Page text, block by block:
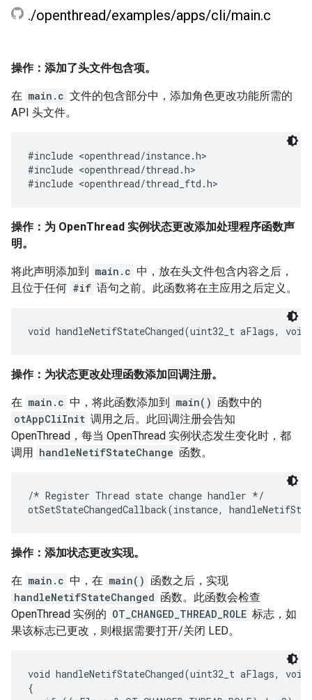
./openthread/examples/apps/cli/main.c
操作：添加了头文件包含项。
在 main.c 文件的包含部分中，添加角色更改功能所需的
API 头文件。
#include <openthread/instance.h>
#include <openthread/thread.h>
操作：为 OpenThread 实例状态更改添加处理程序函数声
明。
将此声明添加到 main.c 中，放在头文件包含内容之后，
且位于任何 #if 语句之前。此函数将在主应用之后定义。
操作：为状态更改处理函数添加回调注册。
在 main.c 中，将此函数添加到 main() 函数中的
otAppCliInit 调用之后。此回调注册会告知
OpenThread，每当 OpenThread 实例状态发生变化时，都
调用 handleNetifStateChange 函数。
/* Register Thread state change handler */
操作：添加状态更改实现。
在 main.c 中，在 main() 函数之后，实现
handleNetifStateChanged 函数。此函数会检查
OpenThread 实例的 OT_CHANGED_THREAD_ROLE 标志，如
果该标志已更改，则根据需要打开/关闭 LED。
void handleNetifStateChanged(uint32_t aFlags,
{